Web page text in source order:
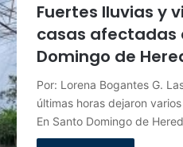
Fuertes lluvias y
casas afectadas
Domingo de
Por: Lorena Bogantes G.
últimas horas dejaron
En Santo Domingo de